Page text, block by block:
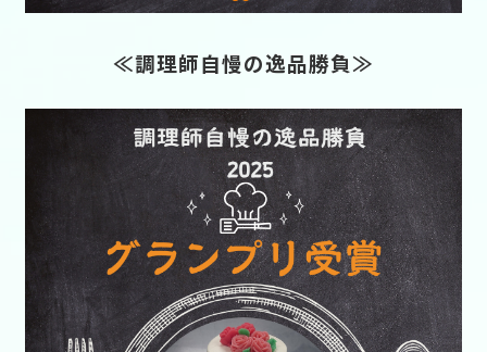
≪調理師自慢の逸品勝負≫